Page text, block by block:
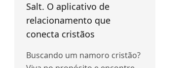
Salt. O aplicativo de
relacionamento que
conecta cristãos
Buscando um namoro cristão?